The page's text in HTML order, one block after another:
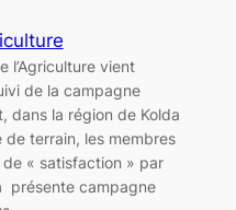
l’Agriculture vient
de la campagne
dans la région de Kolda
de terrain, les membres
« satisfaction » par
présente campagne